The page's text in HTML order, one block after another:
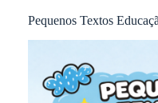
Pequenos Textos